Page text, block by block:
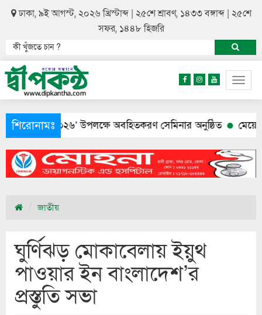
ঢাকা, ৯ই আগস্ট, ২০২৬ খ্রিস্টাব্দ | ২৫শে শ্রাবণ, ১৪৩৩ বঙ্গাব্দ | ২৫শে
সফর, ১৪৪৮ হিজরি
শিরোনামঃ
২০২৬’ উপলক্ষে অবহিতকরণ সেমিনার অনুষ্ঠিত মেয়ের
জাতীয়
ঘুর্ণিঝড় মোকাবেলায় ইয়ুথ
পাওয়ার ইন বাংলাদেশ’র
প্রস্তুতি সভা